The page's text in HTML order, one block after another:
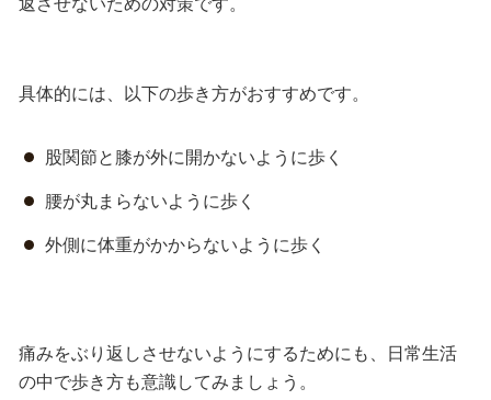
具体的には、以下の歩き方がおすすめです。
股関節と膝が外に開かないように歩く
腰が丸まらないように歩く
外側に体重がかからないように歩く
痛みをぶり返しさせないようにするためにも、日常生活
の中で歩き方も意識してみましょう。